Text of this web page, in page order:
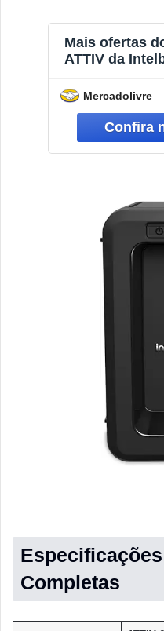
Mais ofertas
ATTIV da
Mercadolivre
Completas